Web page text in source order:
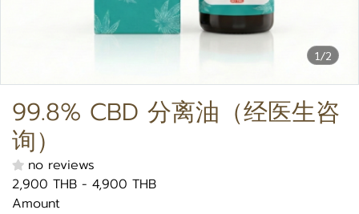
1/2
99.8% CBD 分离油（经医生咨
询）
no reviews
2,900 THB - 4,900 THB
Amount